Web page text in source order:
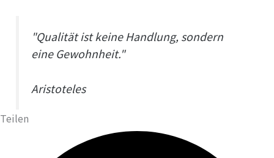
"Qualität ist keine Handlung, sondern
eine Gewohnheit."
Aristoteles
Teilen